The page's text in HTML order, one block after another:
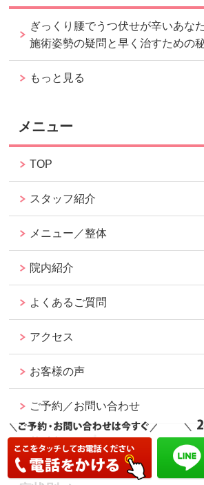
ぎっくり腰でうつ伏せが辛いあな
施術姿勢の疑問と早く治すための
もっと見る
メニュー
TOP
スタッフ紹介
メニュー／整体
院内紹介
よくあるご質問
アクセス
お客様の声
ご予約／お問い合わせ
サイトマップ